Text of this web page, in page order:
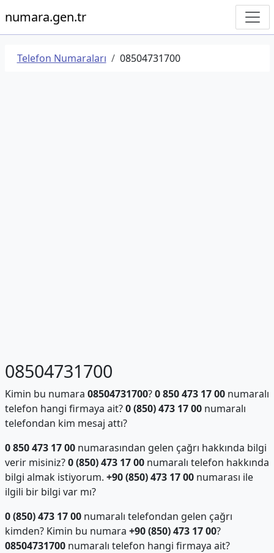
numara.gen.tr
Telefon Numaraları 08504731700
08504731700
Kimin bu numara 08504731700?0 850 473 17 00numaralı
telefon hangi firmaya ait?0 (850) 473 17 00numaralı
telefondan kim mesaj attı?
0 850 473 17 00numarasından gelen çağrı hakkında bilgi
verir misiniz?0 (850) 473 17 00numaralı telefon hakkında
bilgi almak istiyorum. +90 (850) 473 17 00numarası ile
ilgili bir bilgi var mı?
0 (850) 473 17 00numaralı telefondan gelen çağrı
kimden? Kimin bu numara +90 (850) 473 17 00?
08504731700numaralı telefon hangi firmaya ait?